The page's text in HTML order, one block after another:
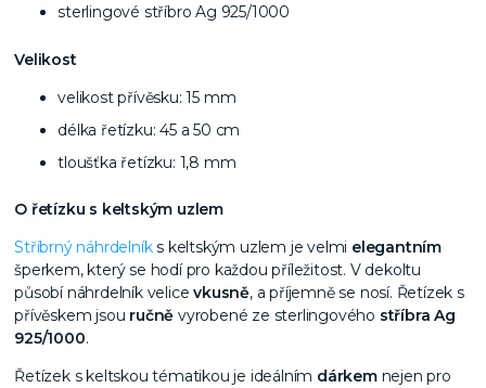
sterlingové stříbro Ag 925/1000
Velikost
velikost přívěsku: 15mm
délka řetízku: 45 a 50 cm
tloušťka řetízku: 1,8 mm
O řetízku s keltským uzlem
Stříbrný náhrdelníks keltským uzlem je velmi elegantním
šperkem, který se hodí pro každou příležitost. V dekoltu
působí náhrdelník velicevkusně,a příjemně se nosí. Řetízek s
přívěskem jsou ručně vyrobené ze sterlingového stříbra Ag
925/1000.
Řetízek s keltskou tématikou je ideálním dárkemnejen pro